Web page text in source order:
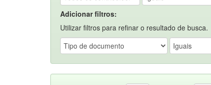
Adicionar filtros:
Utilizar filtros para refinar o resultado de busca.